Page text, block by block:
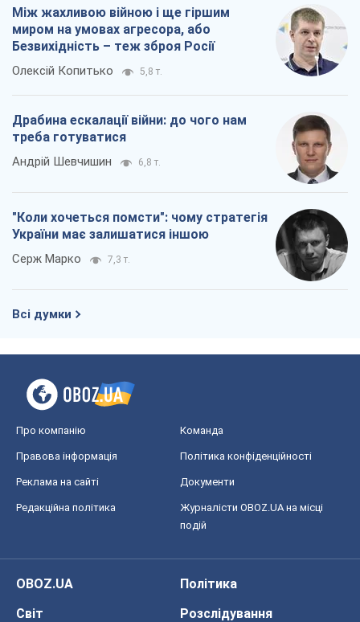
Між жахливою війною і ще гіршим
миром на умовах агресора, або
Безвихідність – теж зброя Росії
Олексій Копитько 5,8 т.
Драбина ескалації війни: до чого нам
треба готуватися
Андрій Шевчишин 6,8 т.
"Коли хочеться помсти": чому стратегія
України має залишатися іншою
Серж Марко 7,3 т.
Всі думки
Про компанію Команда
Правова інформація Політика конфіденційності
Реклама на сайті Документи
Редакційна політика
Журналісти OBOZ.UA на місці
подій
OBOZ.UA
Політика
Світ
Розслідування